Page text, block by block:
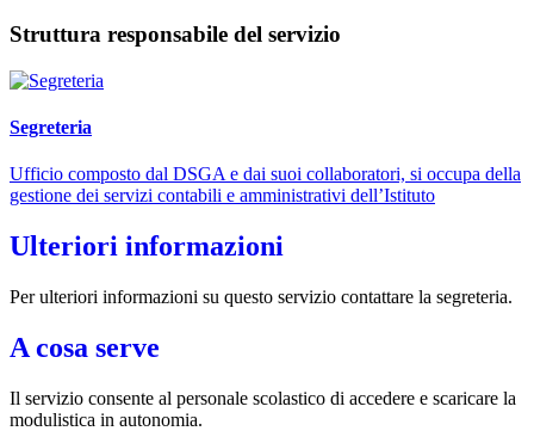
Struttura responsabile del servizio
Segreteria
Ufficio composto dal DSGA e dai suoi collaboratori, si occupa della
gestione dei servizi contabili e amministrativi dell’Istituto
Ulteriori informazioni
Per ulteriori informazioni su questo servizio contattare la segreteria.
A cosa serve
Il servizio consente al personale scolastico di accedere e scaricare la
modulistica in autonomia.